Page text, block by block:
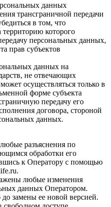
данных
трансграничной передачи
в том, что
которого
персональных данных,
прав субъектов
данных на
не отвечающих
осуществляться только в
форме субъекта
передачу его
договора, стороной
данных.
разъяснения по
обработки его
к Оператору с помощью
любые изменения
данных Оператором.
замены ее новой версией.